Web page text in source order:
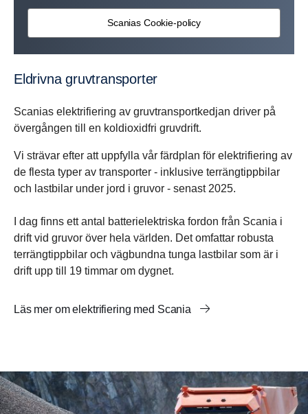
Scanias Cookie-policy
Eldrivna gruvtrans­porter
Scanias elektrifiering av gruvtransportkedjan driver på
övergången till en koldioxidfri gruvdrift.
Vi strävar efter att uppfylla vår färdplan för elektrifiering av
de flesta typer av transporter - inklusive terrängtippbilar
och lastbilar under jord i gruvor - senast 2025.
I dag finns ett antal batterielektriska fordon från Scania i
drift vid gruvor över hela världen. Det omfattar robusta
terrängtippbilar och vägbundna tunga lastbilar som är i
drift upp till 19 timmar om dygnet.
Läs mer om elektrifiering med Scania